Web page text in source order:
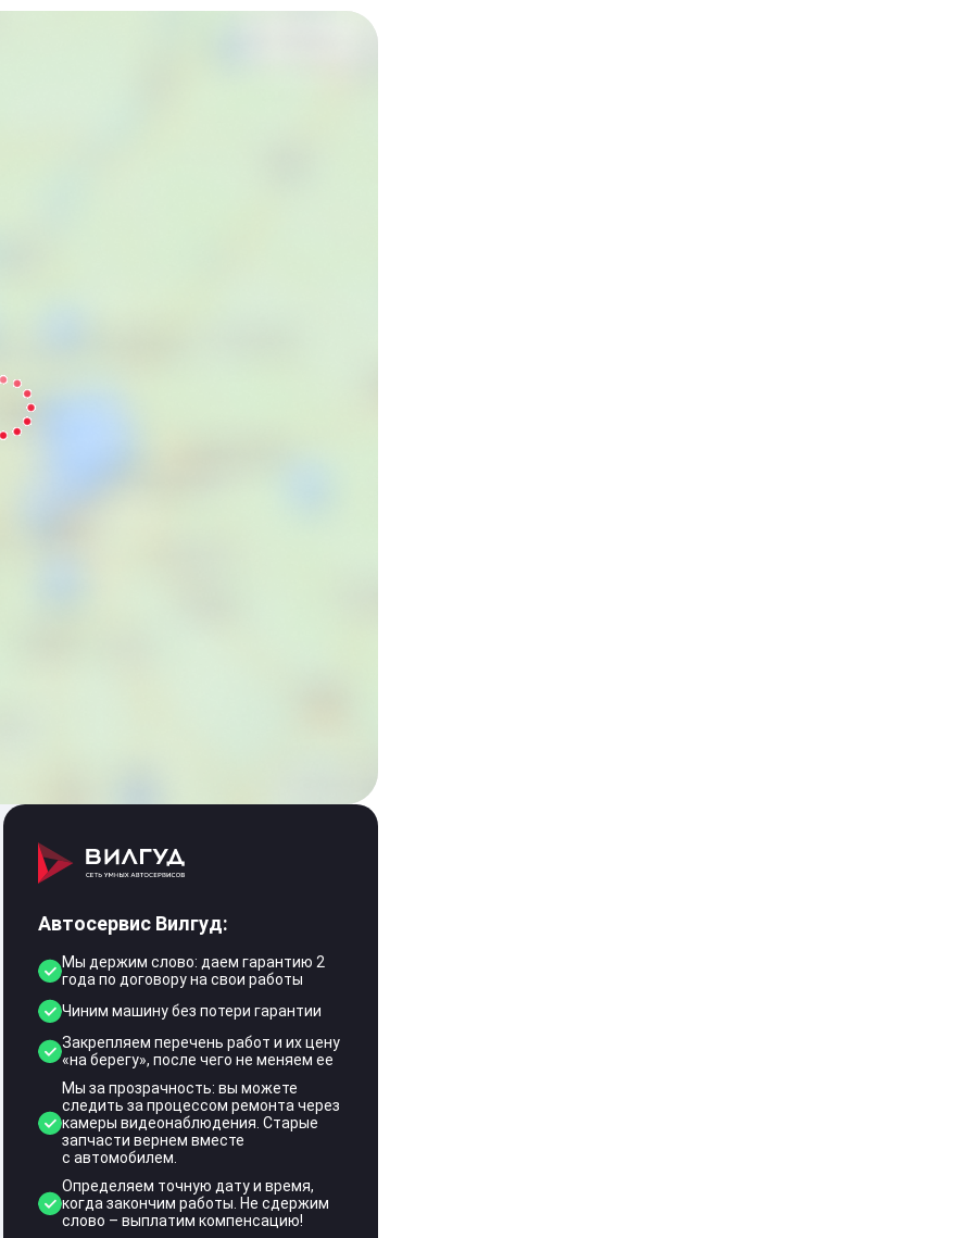
Автосервис Вилгуд:
Мы держим слово: даем гарантию 2
года по договору на свои работы
Чиним машину без потери гарантии
Закрепляем перечень работ и их цену
«на берегу», после чего не меняем ее
Мы за прозрачность: вы можете
следить за процессом ремонта через
камеры видеонаблюдения. Старые
запчасти вернем вместе
с автомобилем.
Определяем точную дату и время,
когда закончим работы. Не сдержим
слово – выплатим компенсацию!